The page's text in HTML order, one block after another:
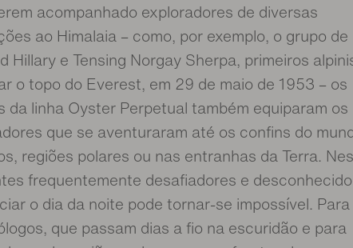
acompanhado exploradores de diversas
ao Himalaia – como, por exemplo, o grupo de
Hillary e Tensing Norgay Sherpa, primeiros
o topo do Everest, em 29 de maio de 1953 – os
da linha Oyster Perpetual também equiparam os
que se aventuraram até os confins do
regiões polares ou nas entranhas da Terra.
frequentemente desafiadores e
o dia da noite pode tornar-se impossível.
que passam dias a fio na escuridão e para